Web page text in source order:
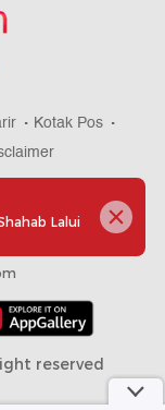
Kotak Pos
reserved
Lalui